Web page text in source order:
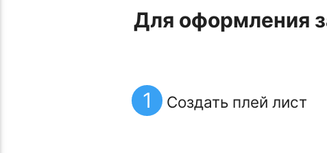
Для оформления
1 Создать плей лист